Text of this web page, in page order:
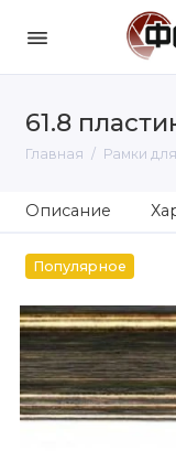
61.8
Главная Рамки
Описание
Популярное